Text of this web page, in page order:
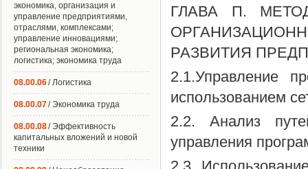
ГЛАВА П.
РАЗВИТИЯ
2.1.Управление
использованием
2.2. Анализ
управления
экономика, организация и
управление предприятиями,
отраслями, комплексами;
управление инновациями;
региональная экономика;
логистика; экономика труда
08.00.06/ Логистика
08.00.07/ Экономика труда
08.00.08/ Эффективность
капитальных вложений и новой
техники